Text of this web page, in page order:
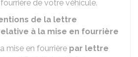
de votre véhicule.
de la lettre
à la mise en fourrière
mise en fourrière par lettre